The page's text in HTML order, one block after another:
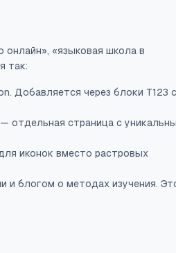
онлайн», «языковая школа в
так:
Добавляется через блоки T123 с
отдельная страница с
иконок вместо растровых
и блогом о методах изучения.